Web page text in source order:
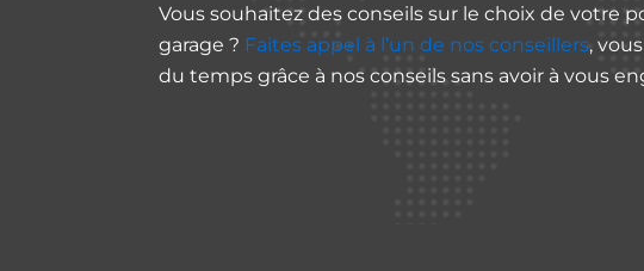
Vous souhaitez des conseils sur le choix de votre
garage ? Faites appel à l’un de nos conseillers,
du temps grâce à nos conseils sans avoir à vous